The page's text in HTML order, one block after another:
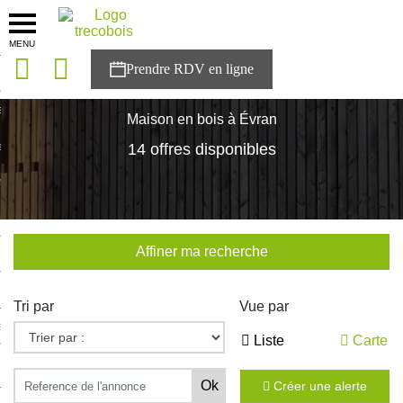
MENU
solutions
Trecobois
à NESTOR
Maison en bois à Évran
14 offres disponibles
Affiner ma recherche
Tri par Vue par
Liste Carte
Créer une alerte